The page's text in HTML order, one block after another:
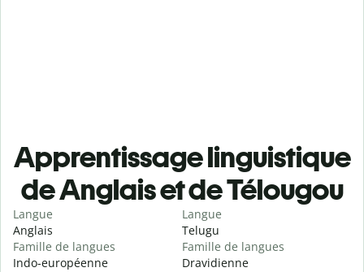
Apprentissage linguistique
de Anglais et de Télougou
Langue
Anglais
Famille de langues
Indo-européenne
Langue
Telugu
Famille de langues
Dravidienne